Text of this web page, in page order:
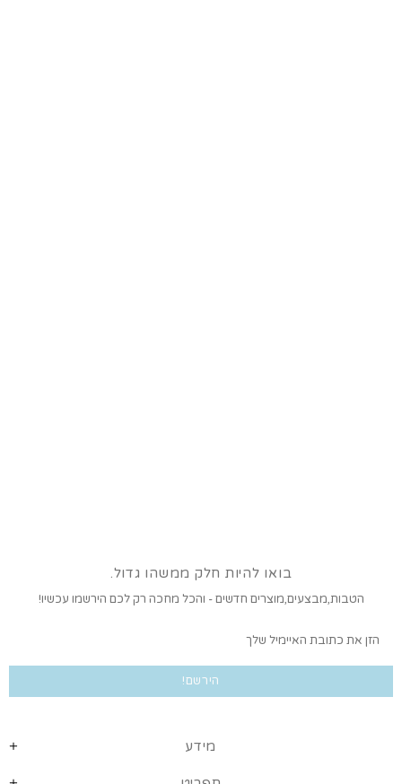
בואו להיות חלק ממשהו גדול.
הטבות,מבצעים,מוצרים חדשים - והכל מחכה רק לכם הירשמו עכשיו!
מידע